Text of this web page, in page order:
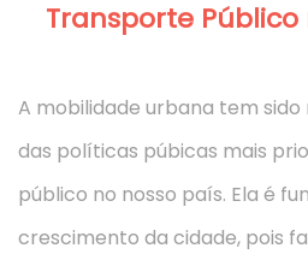
Transporte
A mobilidade urbana tem
das políticas púbicas mais
público no nosso país. Ela é
crescimento da cidade, pois